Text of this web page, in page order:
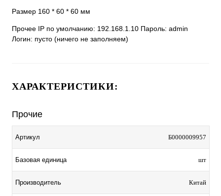
Размер 160 * 60 * 60 мм
Прочее IP по умолчанию: 192.168.1.10 Пароль: admin
Логин: пусто (ничего не заполняем)
ХАРАКТЕРИСТИКИ:
Прочие
Артикул Б0000009957
Базовая единица шт
Производитель Китай